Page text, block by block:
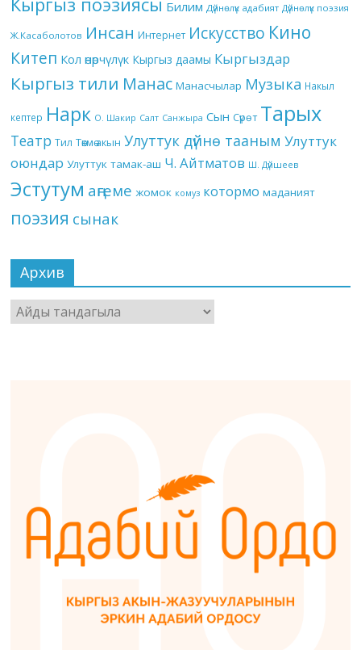
Билим Дүйнөлүк адабият Дүйнөлүк поэзия
Ж.Касаболотов Инсан Интернет Искусство Кино
Китеп Кол өнөрчүлүк Кыргыз даамы Кыргыздар
Кыргыз тили Манас Манасчылар Музыка Накыл
кептер Нарк О. Шакир Салт Санжыра Сын Сүрөт Тарых
Театр Тил Төкмө акын Улуттук дүйнө тааным Улуттук
оюндар Улуттук тамак-аш Ч. Айтматов Ш. Дүйшеев
Эстутум аңгеме жомок комуз котормо маданият
поэзия сынак
Архив
Архив